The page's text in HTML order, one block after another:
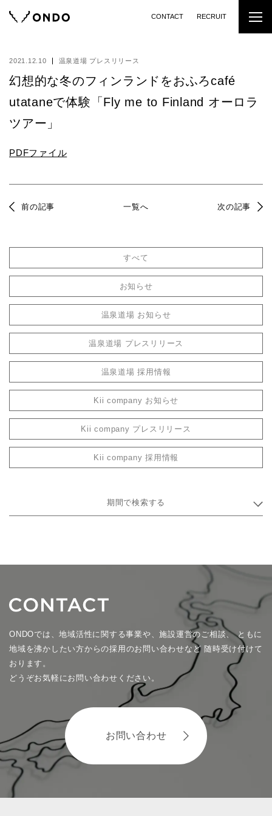
CONTACT RECRUIT
2021.12.10 温泉道場 プレスリリース
幻想的な冬のフィンランドをおふろcafé
utataneで体験「Fly me to Finland オーロラ
ツアー」
PDFファイル
前の記事 一覧へ 次の記事
すべて
お知らせ
温泉道場 お知らせ
温泉道場 プレスリリース
温泉道場 採用情報
Kii company お知らせ
Kii company プレスリリース
Kii company 採用情報
期間で検索する
ONDOでは、地域活性に関する事業や、施設運営のご相談、ともに
地域を沸かしたい方からの採用のお問い合わせなど 随時受け付けて
おります。
どうぞお気軽にお問い合わせください。
お問い合わせ